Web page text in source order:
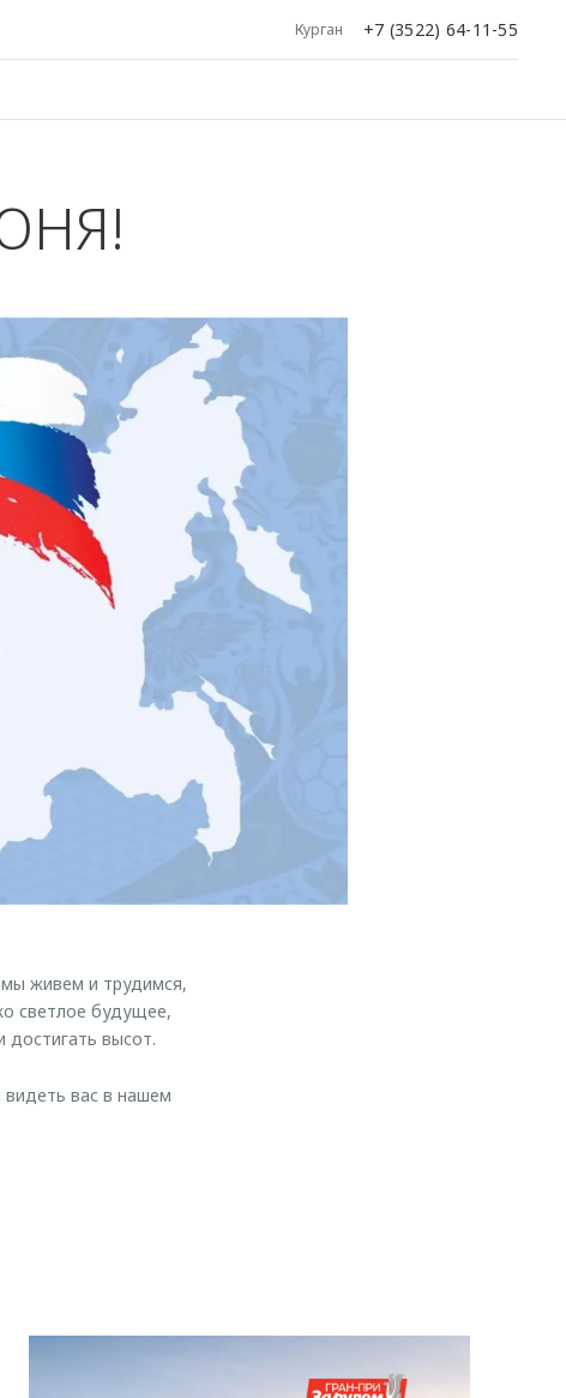
Курган +7 (3522) 64-11-55
живем и трудимся,
светлое будущее,
достигать высот.
вас в нашем